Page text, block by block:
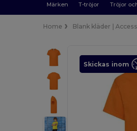
Märken T-tröjor Tröjor
Home Blank kläder |
Skickas inom